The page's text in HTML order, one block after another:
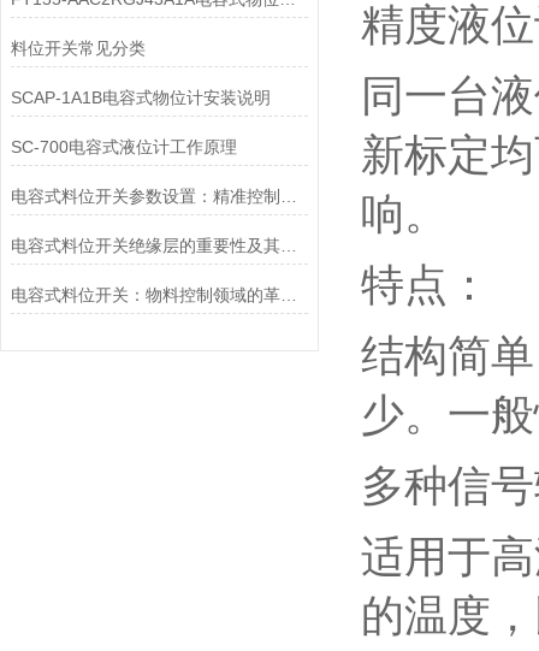
料位开关常见分类
SCAP-1A1B电容式物位计安装说明
SC-700电容式液位计工作原理
电容式料位开关绝缘层的重要性及其作用探析
电容式料位开关：物料控制领域的革新者
精度液
同一台
新标定
响。
特点：
结构简
少。一
多种信
适用于
的温度